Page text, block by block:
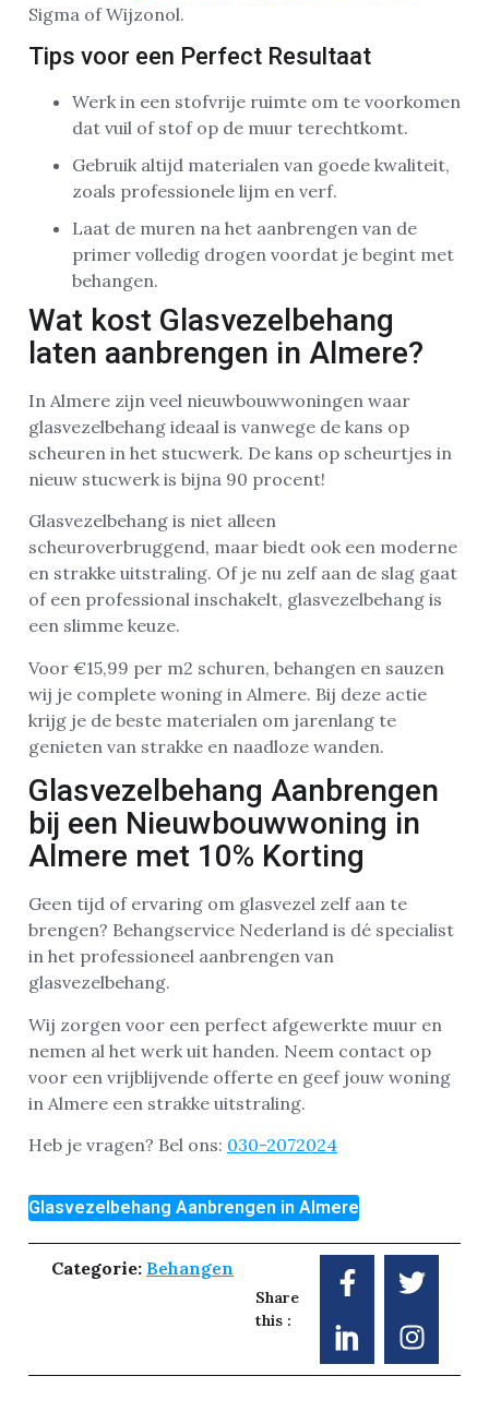
Sigma of Wijzonol.
Tips voor een Perfect Resultaat
Werk in een stofvrije ruimte om te voorkomen
dat vuil of stof op de muur terechtkomt.
Gebruik altijd materialen van goede kwaliteit,
zoals professionele lijm en verf.
Laat de muren na het aanbrengen van de
primer volledig drogen voordat je begint met
behangen.
Wat kost Glasvezelbehang
laten aanbrengen in Almere?
In Almere zijn veel nieuwbouwwoningen waar
glasvezelbehang ideaal is vanwege de kans op
scheuren in het stucwerk. De kans op scheurtjes in
nieuw stucwerk is bijna 90 procent!
Glasvezelbehang is niet alleen
scheuroverbruggend, maar biedt ook een moderne
en strakke uitstraling. Of je nu zelf aan de slag gaat
of een professional inschakelt, glasvezelbehang is
een slimme keuze.
Voor €15,99 per m2 schuren, behangen en sauzen
wij je complete woning in Almere. Bij deze actie
krijg je de beste materialen om jarenlang te
genieten van strakke en naadloze wanden.
Glasvezelbehang Aanbrengen
bij een Nieuwbouwwoning in
Almere met 10% Korting
Geen tijd of ervaring om glasvezel zelf aan te
brengen? Behangservice Nederland is dé specialist
in het professioneel aanbrengen van
glasvezelbehang.
Wij zorgen voor een perfect afgewerkte muur en
nemen al het werk uit handen. Neem contact op
voor een vrijblijvende offerte en geef jouw woning
in Almere een strakke uitstraling.
Heb je vragen? Bel ons: 030-2072024
Glasvezelbehang Aanbrengen in Almere
Categorie: Behangen
Share
this :